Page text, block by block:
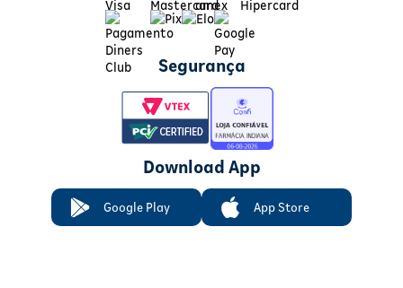
Segurança
Download App
Google Play App Store